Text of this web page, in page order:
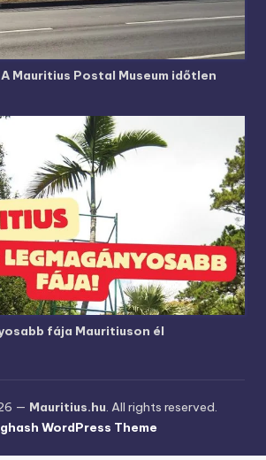
Mauritius Postal Museum időtlen
fája Mauritiuson él
— Mauritius.hu. All rights reserved.
WordPress Theme